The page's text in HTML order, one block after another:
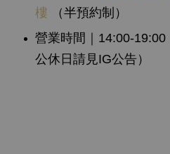
樓 （半預約制）
營業時間｜14:00-19:00
公休日請見IG公告）